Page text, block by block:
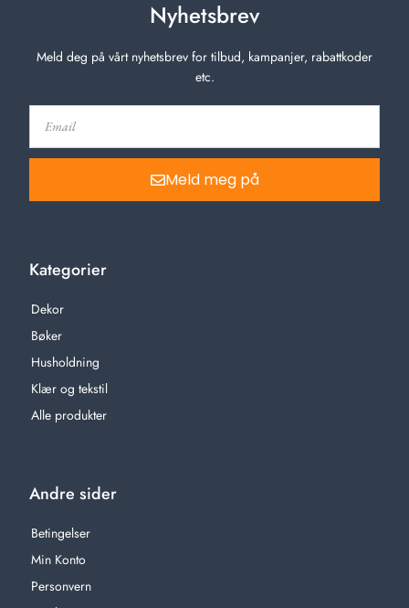
Nyhetsbrev
Meld deg på vårt nyhetsbrev for tilbud, kampanjer, rabattkoder
etc.
Meld meg på
Kategorier
Dekor
Bøker
Husholdning
Klær og tekstil
Alle produkter
Andre sider
Betingelser
Min Konto
Personvern